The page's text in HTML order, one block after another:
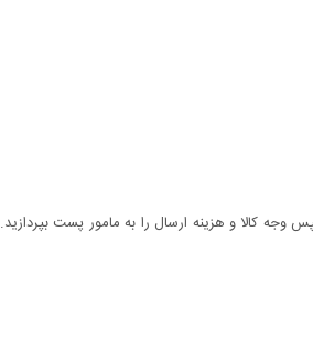
کالا و هزینه ارسال را به مامور پست بپردازید.